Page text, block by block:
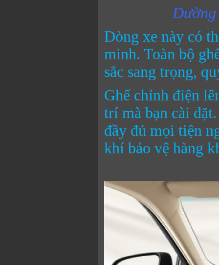
Đường
Dòng xe này có
minh. Toàn bộ
sắc sang trọng,
Ghế chỉnh điện
trí mà bạn cài
đầy đủ mọi tiện
khí bảo vệ hàng